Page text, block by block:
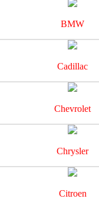
BMW
Cadillac
Chevrolet
Chrysler
Citroen